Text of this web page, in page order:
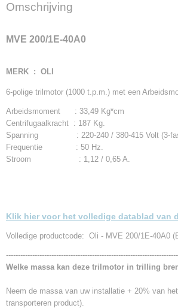
MVE200/1
19,00 Kg
20,00 Kg
Omschrijving
MVE 200/1E-40A0
MERK : OLI
6-polige trilmotor (1000 t.p.m.) met een
Arbeidsmoment : 33,49 Kg*cm
Centrifugaalkracht : 187 Kg.
Spanning : 220-240 / 380-415 Volt (3-
Frequentie : 50 Hz.
Stroom : 1,12 / 0,65 A.
Klik hier voor het volledige datablad van
Volledige productcode: Oli - MVE 200/1E-40A0
Welke massa kan deze trilmotor in trilling
Neem de massa van uw installatie + 20% van
transporteren product).